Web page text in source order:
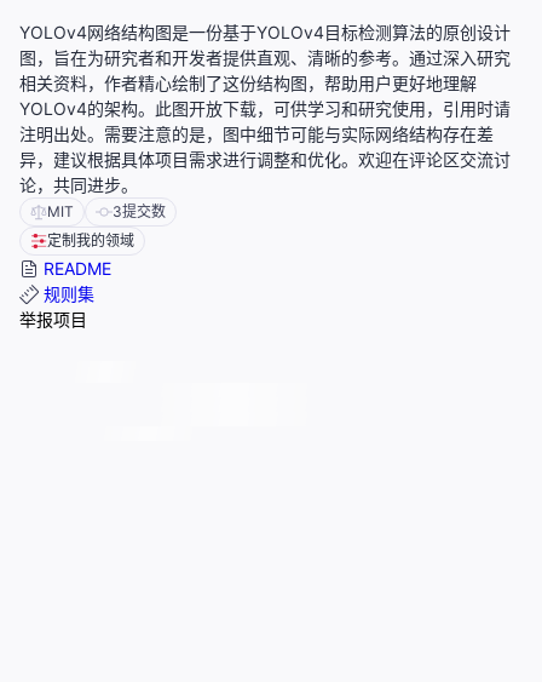
YOLOv4网络结构图是一份基于YOLOv4目标检测算法的原创设计
图，旨在为研究者和开发者提供直观、清晰的参考。通过深入研究
相关资料，作者精心绘制了这份结构图，帮助用户更好地理解
YOLOv4的架构。此图开放下载，可供学习和研究使用，引用时请
注明出处。需要注意的是，图中细节可能与实际网络结构存在差
异，建议根据具体项目需求进行调整和优化。欢迎在评论区交流讨
论，共同进步。
MIT 3提交数
定制我的领域
README
规则集
举报项目